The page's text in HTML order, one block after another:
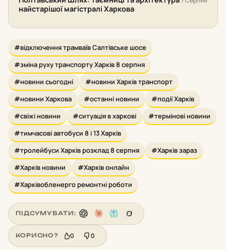
найстарішої магістралі Харкова
#відключення трамваїв Салтівське шосе
#зміна руху транспорту Харків 8 серпня
#новини сьогодні
#новини Харків транспорт
#новини Харкова
#останні новини
#події Харків
#свіжі новини
#ситуація в харкові
#термінові новини
#тимчасові автобуси 8 і 13 Харків
#тролейбуси Харків розклад 8 серпня
#Харків зараз
#Харків новини
#Харків онлайн
#Харківобленерго ремонтні роботи
ПІДСУМУВАТИ:
КОРИСНО? 0 0